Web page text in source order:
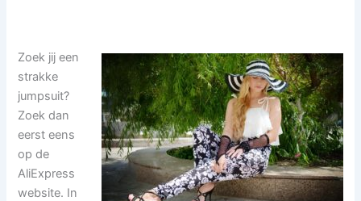
Zoek jij een
strakke
jumpsuit?
Zoek dan
eerst eens
op de
AliExpress
website. In